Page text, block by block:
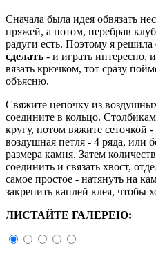
Сначала была идея обвязать
пряжей, а потом, перебрав
радуги есть. Поэтому я решила
сделать - и играть интересно,
вязать крючком, тот сразу
объясню.
Свяжите цепочку из
соедините в кольцо.
кругу, потом вяжите сеточкой
воздушная петля - 4 ряда, или
размера камня. Затем
соединить и связать хвост,
самое простое - натянуть на
закрепить каплей клея, чтобы
ЛИСТАЙТЕ ГАЛЕРЕЮ: